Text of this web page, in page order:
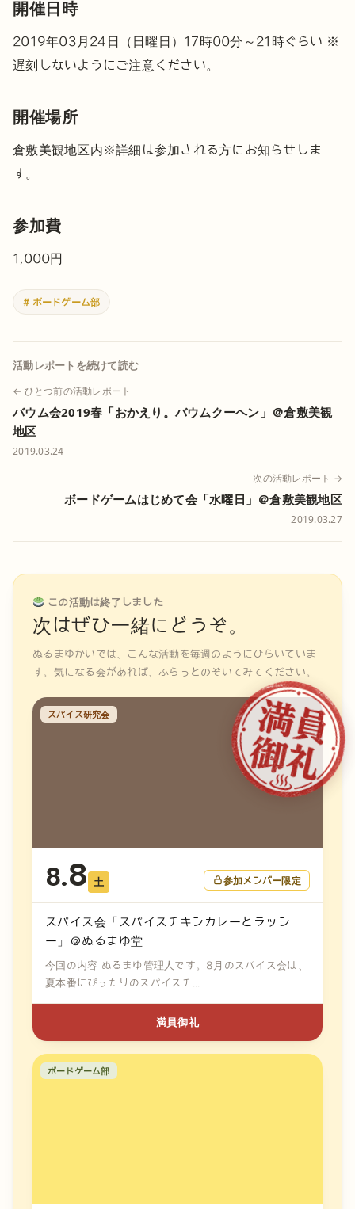
開催日時
2019年03月24日（日曜日）17時00分～21時ぐらい ※
遅刻しないようにご注意ください。
開催場所
倉敷美観地区内※詳細は参加される方にお知らせしま
す。
参加費
1,000円
# ボードゲーム部
活動レポートを続けて読む
← ひとつ前の活動レポート
バウム会2019春「おかえり。バウムクーヘン」＠倉敷美観
地区
2019.03.24
次の活動レポート →
ボードゲームはじめて会「水曜日」＠倉敷美観地区
2019.03.27
この活動は終了しました
次はぜひ一緒にどうぞ。
ぬるまゆかいでは、こんな活動を毎週のようにひらいていま
す。気になる会があれば、ふらっとのぞいてみてください。
スパイス研究会
8.8 土 参加メンバー限定
スパイス会「スパイスチキンカレーとラッシ
ー」＠ぬるまゆ堂
今回の内容 ぬるまゆ管理人です。8月のスパイス会は、
夏本番にぴったりのスパイスチ...
満員御礼
ボードゲーム部